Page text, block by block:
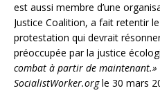
est aussi membre d’une
Justice Coalition, a fait retentir
protestation qui devrait
préoccupée par la justice
combat à partir de maintenant.»
SocialistWorker.orgle 30 mars